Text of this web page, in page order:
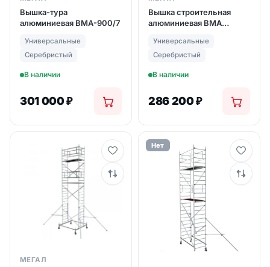
Вышка-тура
алюминиевая ВМА-900/7
Универсальные
Серебристый
В наличии
301 000₽
Вышка строительная
алюминиевая ВМА
Универсальные
Серебристый
В наличии
286 200₽
МЕГАЛ
Нет